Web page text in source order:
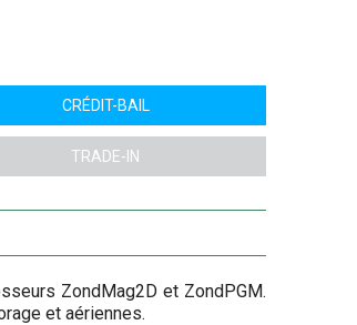
CRÉDIT-BAIL
TRADE-IN
ZondMag2D et ZondPGM.
et aériennes.